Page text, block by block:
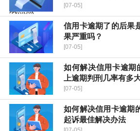
[07-05]
信用卡逾期了的后果
果严重吗？
[07-05]
如何解决信用卡逾期
上逾期判刑几率有多
[07-05]
如何解决信用卡逾期
起诉最佳解决办法